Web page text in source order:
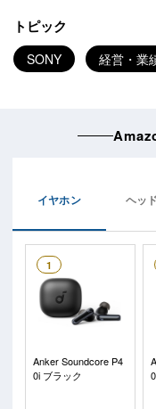
トピック
SONY 経営・業